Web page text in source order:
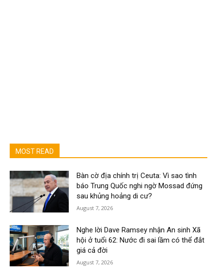
MOST READ
Bàn cờ địa chính trị Ceuta: Vì sao tình
báo Trung Quốc nghi ngờ Mossad đứng
sau khủng hoảng di cư?
August 7, 2026
Nghe lời Dave Ramsey nhận An sinh Xã
hội ở tuổi 62: Nước đi sai lầm có thể đắt
giá cả đời
August 7, 2026